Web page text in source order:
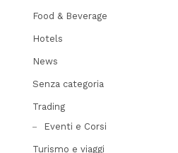
Food & Beverage
Hotels
News
Senza categoria
Trading
Eventi e Corsi
Turismo e viaggi